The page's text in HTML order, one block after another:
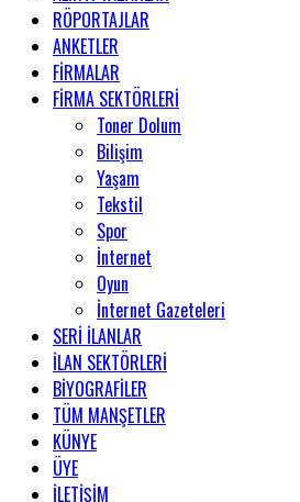
RÖPORTAJLAR
ANKETLER
FİRMALAR
FİRMA SEKTÖRLERİ
Toner Dolum
Bilişim
Yaşam
Tekstil
Spor
İnternet
Oyun
İnternet Gazeteleri
SERİ İLANLAR
İLAN SEKTÖRLERİ
BİYOGRAFİLER
TÜM MANŞETLER
KÜNYE
ÜYE
İLETİŞİM